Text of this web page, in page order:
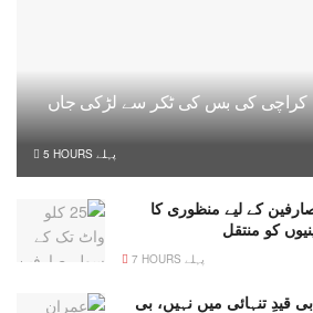
کراچی کی بس کی ٹکر سے لڑکی جاں
5 HOURS پہلے
کے لیے منظوری کا
کو منتقل
7 HOURS پہلے
قیدِ تنہائی میں نہیں، بی